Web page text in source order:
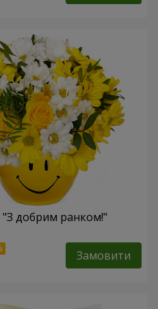
"З добрим ранком!"
Замовити